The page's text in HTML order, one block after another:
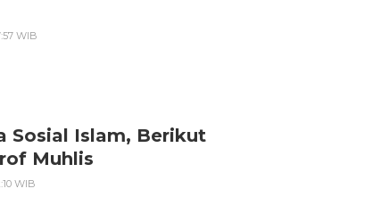
WIB
Sosial Islam, Berikut
Muhlis
WIB